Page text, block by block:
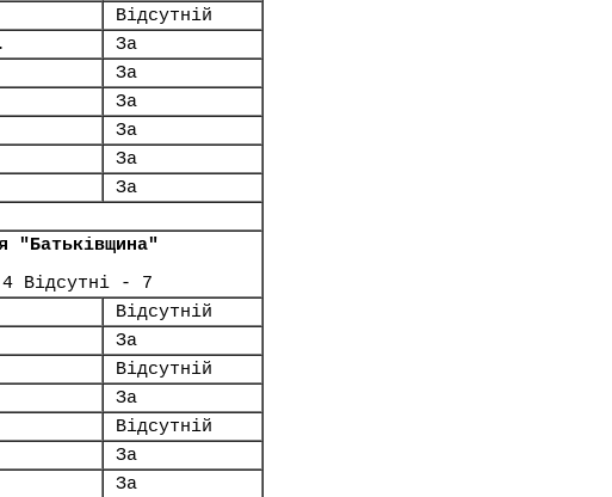
Відсутній
За
За
За
За
За
За
"Батьківщина"
Відсутні - 7
Відсутній
За
Відсутній
За
Відсутній
За
За